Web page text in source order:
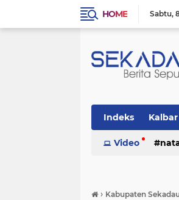
HOME Sabtu
Indeks Kalbar
Politik Religi
Video
› Kabupaten